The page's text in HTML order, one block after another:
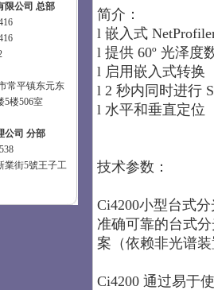
限公司 总部
常平镇东元东
5楼506室
公司 分部
業街5號王子工
简介：
l嵌入式
l提供 60º 光泽度
l 启用嵌入式转换
l2 秒内同时进行
l水平和垂直定位
技术参数：
Ci4200小型台式
准确可靠的台式
案（依赖非光谱
Ci4200 通过易于